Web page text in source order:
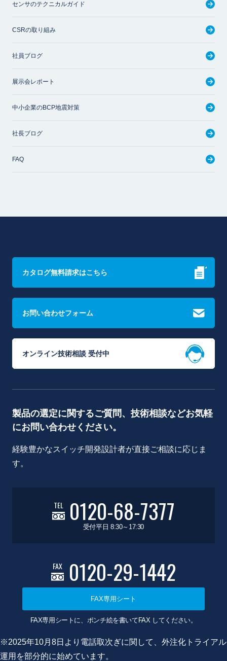
センサのテクニカルガイド
CSRの取り組み
社員ブログ
展示会レポート
中小企業のBCP地震対策
社長ブログ
FAQ
カタログ無料請求はこちら
お問い合わせフォーム
オンライン技術相談 受付中
製品の選定に関するご質問、技術相談などお気軽
にお問い合わせください。
経験豊かなスイッチ開発設計者が直接ご相談に応じま
す。
TEL 0120-68-7377
受付平日 8:30～17:30
FAX 0120-29-1442
FAX専用シート
FAX専用シートに、ポンチ絵を書いてFAX してください。
※2025年10月8日より電話取次ぎに関して、外注化トライアル
運用を部分的に始めています。